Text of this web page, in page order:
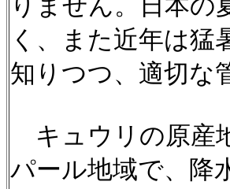
りません。日本の
く、また近年は猛
知りつつ、適切な
キュウリの原産
パール地域で、降